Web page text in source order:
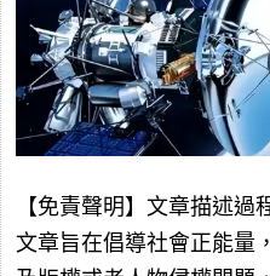
【免責聲明】文章描述
文章旨在倡導社會正能量